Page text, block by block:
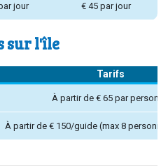
jour € 45 par jour
sur l'île
Tarifs
À partir de € 65 par personne
À partir de € 150/guide (max 8